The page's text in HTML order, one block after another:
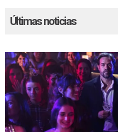
Últimas noticias